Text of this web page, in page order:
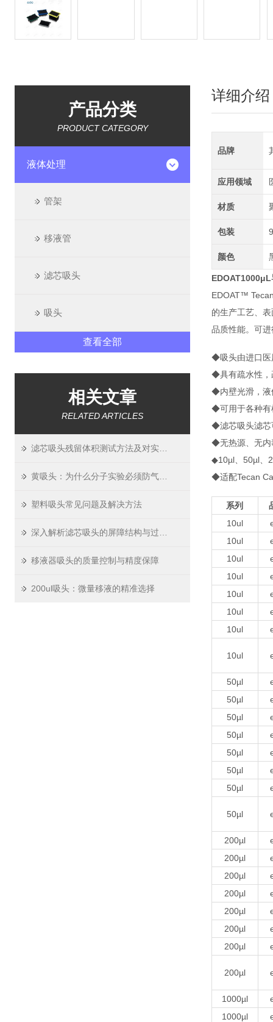
产品分类
PRODUCT CATEGORY
液体处理
管架
移液管
滤芯吸头
吸头
查看全部
相关文章
RELATED ARTICLES
塑料吸头常见问题及解决方法
移液器吸头的质量控制与精度保障
200ul吸头：微量移液的精准选择
详细介绍
品牌
应用领域
材质
包装
颜色
EDOAT™
的生产工艺、
品质性能。可
◆吸头由进口医
◆具有疏水性，
◆内壁光滑，液
◆可用于各种有
◆滤芯吸头滤芯
◆无热源、无内
◆10µl、50µl、
◆适配Tecan
系列
10ul
10ul
10ul
10ul
10ul
10ul
10ul
10ul
50µl
50µl
50µl
50µl
50µl
50µl
50µl
50µl
200µl
200µl
200µl
200µl
200µl
200µl
200µl
200µl
1000µl
1000µl